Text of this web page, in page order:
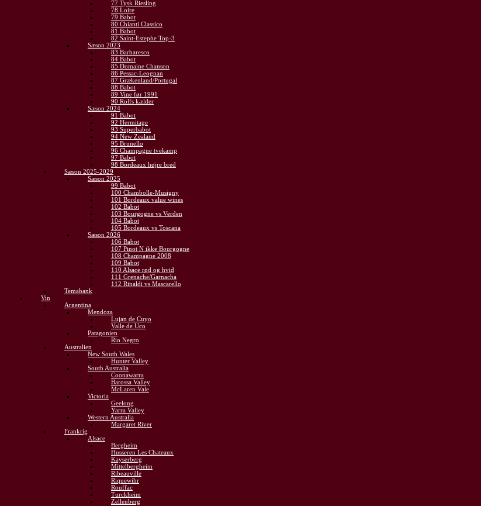
77 Tysk Riesling
78 Loire
79 Babot
80 Chianti Classico
81 Babot
82 Saint-Estephe Top-3
Sæson 2023
83 Barbaresco
84 Babot
85 Domaine Chanson
86 Pessac-Leognan
87 Grækenland/Portugal
88 Babot
89 Vine før 1991
90 Rolfs kælder
Sæson 2024
91 Babot
92 Hermitage
93 Superbabot
94 New Zealand
95 Brunello
96 Champagne tvekamp
97 Babot
98 Bordeaux højre bred
Sæson 2025-2029
Sæson 2025
99 Babot
100 Chambolle-Musigny
101 Bordeaux value wines
102 Babot
103 Bourgogne vs Verden
104 Babot
105 Bordeaux vs Toscana
Sæson 2026
106 Babot
107 Pinot N ikke Bourgogne
108 Champagne 2008
109 Babot
110 Alsace rød og hvid
111 Grenache/Garnacha
112 Rinaldi vs Mascarello
Temabank
Vin
Argentina
Mendoza
Lujan de Cuyo
Valle de Uco
Patagonien
Rio Negro
Australien
New South Wales
Hunter Valley
South Australia
Coonawarra
Barossa Valley
McLaren Vale
Victoria
Geelong
Yarra Valley
Western Australia
Margaret River
Frankrig
Alsace
Bergheim
Husseren Les Chateaux
Kayserberg
Mittelbergheim
Ribeauville
Riquewihr
Rouffac
Turckheim
Zellenberg